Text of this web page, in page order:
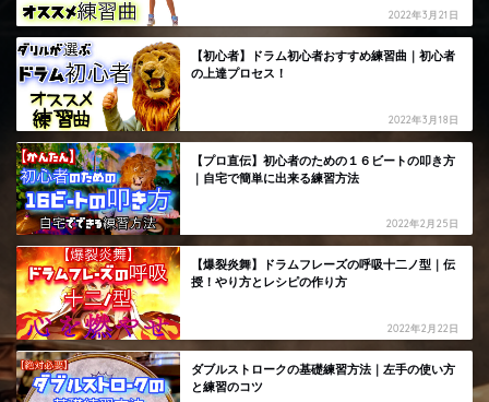
2022年3月21日
【初心者】ドラム初心者おすすめ練習曲｜初心者
の上達プロセス！
2022年3月18日
【プロ直伝】初心者のための１６ビートの叩き方
｜自宅で簡単に出来る練習方法
2022年2月25日
【爆裂炎舞】ドラムフレーズの呼吸十二ノ型｜伝
授！やり方とレシピの作り方
2022年2月22日
ダブルストロークの基礎練習方法｜左手の使い方
と練習のコツ